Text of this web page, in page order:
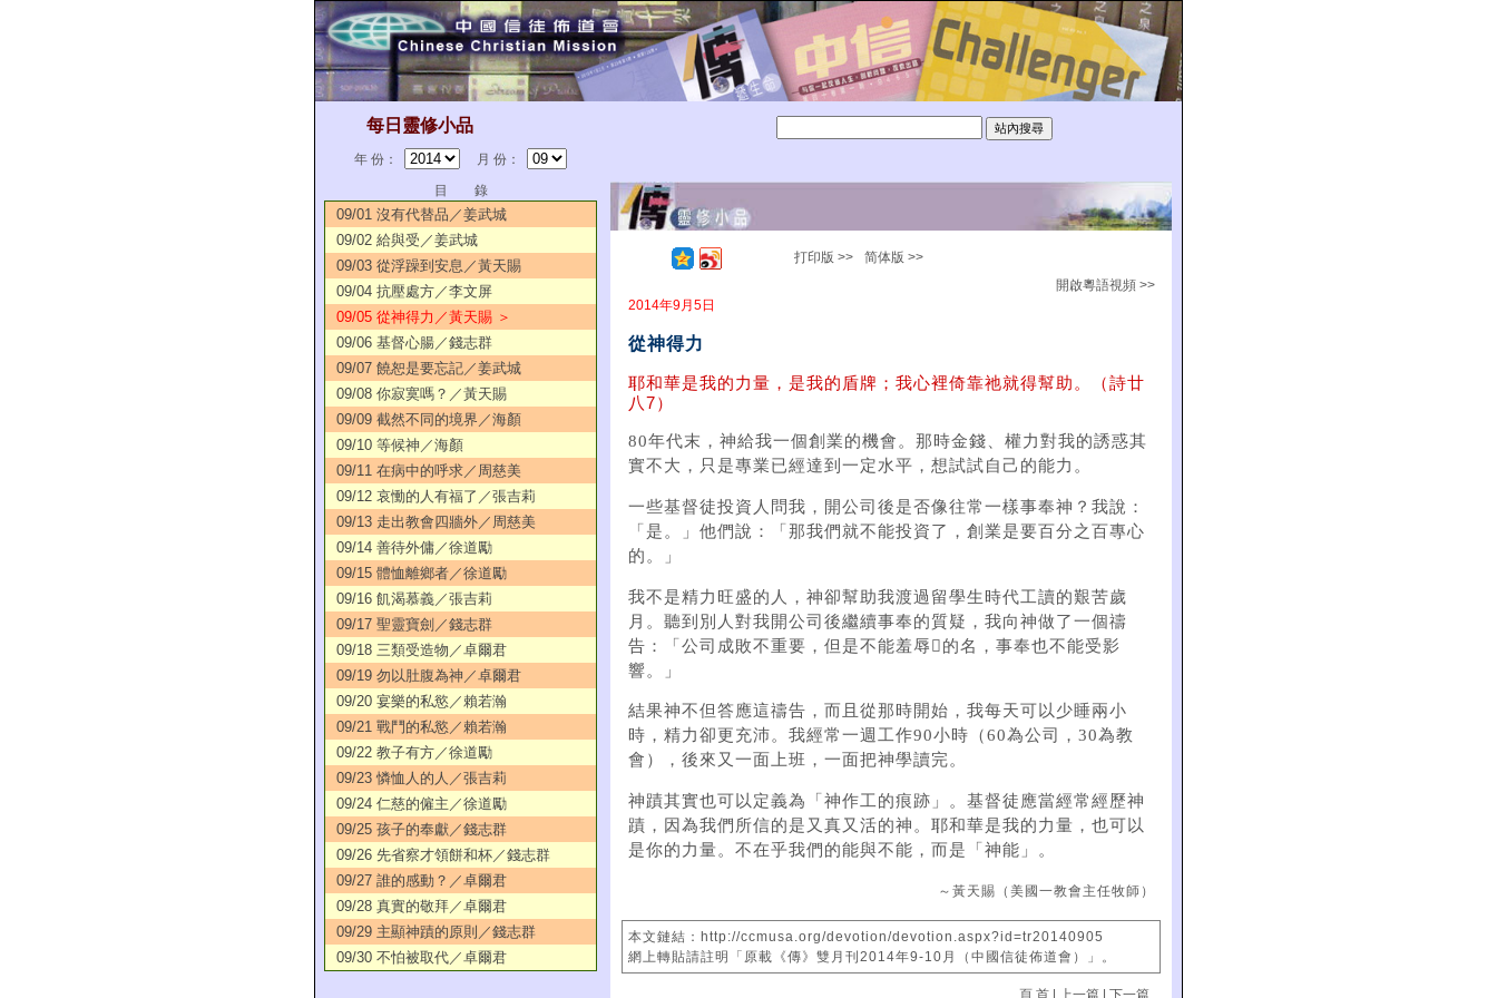
每日靈修小品
年 份：
月 份：
目 錄
09/01 沒有代替品／姜武城
09/02 給與受／姜武城
09/03 從浮躁到安息／黃天賜
09/04 抗壓處方／李文屏
09/05 從神得力／黃天賜 ＞
09/06 基督心腸／錢志群
09/07 饒恕是要忘記／姜武城
09/08 你寂寞嗎？／黃天賜
09/09 截然不同的境界／海顏
09/10 等候神／海顏
09/11 在病中的呼求／周慈美
09/12 哀慟的人有福了／張吉莉
09/13 走出教會四牆外／周慈美
09/14 善待外傭／徐道勵
09/15 體恤離鄉者／徐道勵
09/16 飢渴慕義／張吉莉
09/17 聖靈寶劍／錢志群
09/18 三類受造物／卓爾君
09/19 勿以肚腹為神／卓爾君
09/20 宴樂的私慾／賴若瀚
09/21 戰鬥的私慾／賴若瀚
09/22 教子有方／徐道勵
09/23 憐恤人的人／張吉莉
09/24 仁慈的僱主／徐道勵
09/25 孩子的奉獻／錢志群
09/26 先省察才領餅和杯／錢志群
09/27 誰的感動？／卓爾君
09/28 真實的敬拜／卓爾君
09/29 主顯神蹟的原則／錢志群
09/30 不怕被取代／卓爾君
打印版 >>
简体版 >>
開啟粵語視頻 >>
2014年9月5日
從神得力
耶和華是我的力量，是我的盾牌；我心裡倚靠祂就得幫助。（詩廿
八7）
80年代末，神給我一個創業的機會。那時金錢、權力對我的誘惑其
實不大，只是專業已經達到一定水平，想試試自己的能力。
一些基督徒投資人問我，開公司後是否像往常一樣事奉神？我說：
「是。」他們說：「那我們就不能投資了，創業是要百分之百專心
的。」
我不是精力旺盛的人，神卻幫助我渡過留學生時代工讀的艱苦歲
月。聽到別人對我開公司後繼續事奉的質疑，我向神做了一個禱
告：「公司成敗不重要，但是不能羞辱的名，事奉也不能受影
響。」
結果神不但答應這禱告，而且從那時開始，我每天可以少睡兩小
時，精力卻更充沛。我經常一週工作90小時（60為公司，30為教
會），後來又一面上班，一面把神學讀完。
神蹟其實也可以定義為「神作工的痕跡」。基督徒應當經常經歷神
蹟，因為我們所信的是又真又活的神。耶和華是我的力量，也可以
是你的力量。不在乎我們的能與不能，而是「神能」。
～黃天賜（美國一教會主任牧師）
本文鏈結：http://ccmusa.org/devotion/devotion.aspx?id=tr20140905
網上轉貼請註明「原載《傳》雙月刊2014年9-10月（中國信徒佈道會）」。
頁 首 | 上一篇 |下一篇